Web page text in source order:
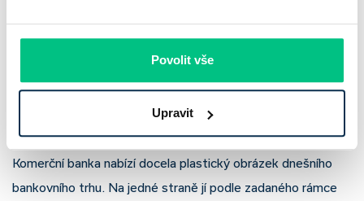
Povolit vše
Upravit
neznamená slabší banku
Komerční banka nabízí docela plastický obrázek dnešního
bankovního trhu. Na jedné straně jí podle zadaného rámce